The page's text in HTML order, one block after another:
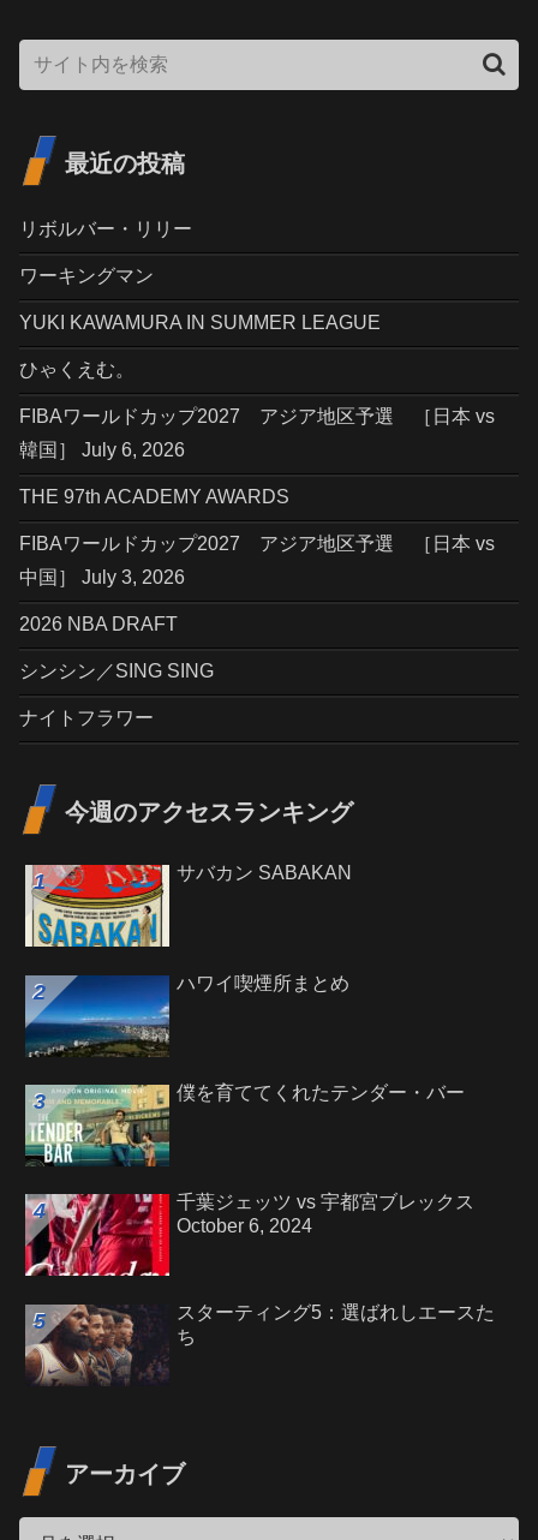
最近の投稿
リボルバー・リリー
ワーキングマン
YUKI KAWAMURA IN SUMMER LEAGUE
ひゃくえむ。
FIBAワールドカップ2027 アジア地区予選 ［日本 vs
韓国］ July 6, 2026
THE 97th ACADEMY AWARDS
FIBAワールドカップ2027 アジア地区予選 ［日本 vs
中国］ July 3, 2026
2026 NBA DRAFT
シンシン／SING SING
ナイトフラワー
今週のアクセスランキング
サバカン SABAKAN
ハワイ喫煙所まとめ
僕を育ててくれたテンダー・バー
千葉ジェッツ vs 宇都宮ブレックス
October 6, 2024
スターティング5：選ばれしエースた
ち
アーカイブ